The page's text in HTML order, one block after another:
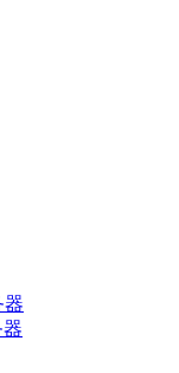
器